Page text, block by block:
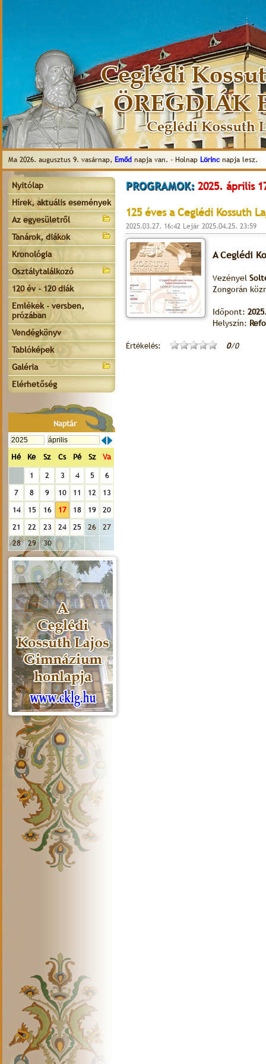
Ma 2026. augusztus 9. vasárnap, Emőd napja van. - Holnap Lörinc napja lesz.
Nyitólap
Hírek, aktuális események
Az egyesületről
Tanárok, diákok
Kronológia
Osztálytalálkozó
120 év - 120 diák
Emlékek - versben,
prózában
Vendégkönyv
Tablóképek
Galéria
Elérhetőség
Naptár
Hé Ke Sz Cs Pé Sz Va
1 2 3 4 5
6
7
8 9 10 11 12
13
14
15 16 17 18 19
20
21
22 23 24 25 26
27
28
29 30
PROGRAMOK: 2025. április
125 éves a Ceglédi Kossuth
2025.03.27. 16:42 Lejár 2025.04.25. 23:59
A Ceglédi
Vezényel
Zongorán
Időpont:
Helyszín:
Értékelés: 0/0